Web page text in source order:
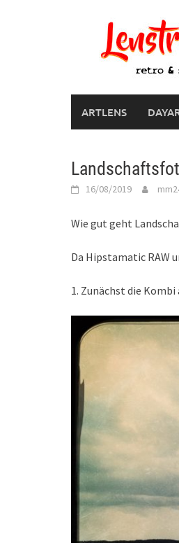
ARTLENS
16/08/2019
Wie gut geht
Da Hipstamatic RAW
1. Zunächst die Kombi